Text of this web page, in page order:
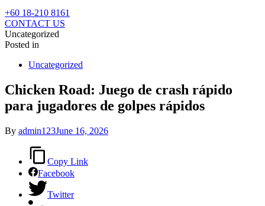
+60 18-210 8161
CONTACT US
Uncategorized
Posted in
Uncategorized
Chicken Road: Juego de crash rápido
para jugadores de golpes rápidos
By admin123June 16, 2026
Copy Link
Facebook
Twitter